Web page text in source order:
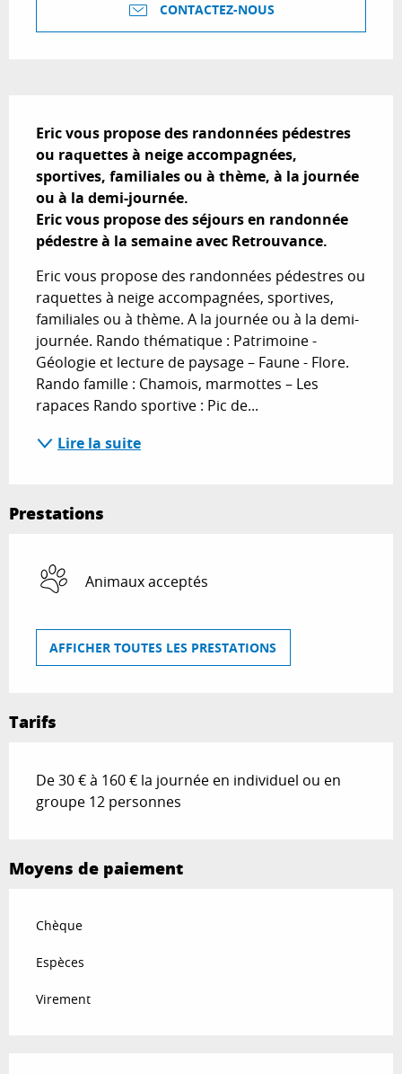
CONTACTEZ-NOUS
Eric vous propose des randonnées pédestres
ou raquettes à neige accompagnées,
sportives, familiales ou à thème, à la journée
ou à la demi-journée.
Eric vous propose des séjours en randonnée
pédestre à la semaine avec Retrouvance.
Eric vous propose des randonnées pédestres ou
raquettes à neige accompagnées, sportives,
familiales ou à thème. A la journée ou à la demi-
journée. Rando thématique : Patrimoine -
Géologie et lecture de paysage – Faune - Flore.
Rando famille : Chamois, marmottes – Les
rapaces Rando sportive : Pic de...
Lire la suite
Prestations
Animaux acceptés
AFFICHER TOUTES LES PRESTATIONS
Tarifs
De 30 € à 160 € la journée en individuel ou en
groupe 12 personnes
Moyens de paiement
Chèque
Espèces
Virement